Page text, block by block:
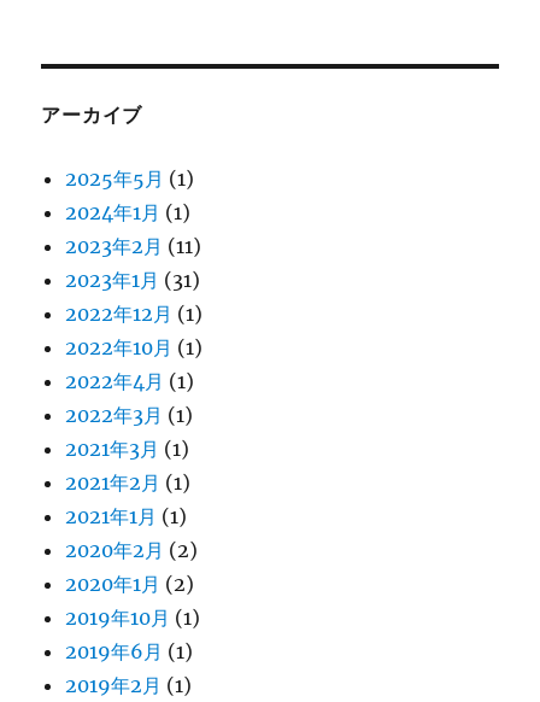
アーカイブ
2025年5月 (1)
2024年1月 (1)
2023年2月 (11)
2023年1月 (31)
2022年12月 (1)
2022年10月 (1)
2022年4月 (1)
2022年3月 (1)
2021年3月 (1)
2021年2月 (1)
2021年1月 (1)
2020年2月 (2)
2020年1月 (2)
2019年10月 (1)
2019年6月 (1)
2019年2月 (1)